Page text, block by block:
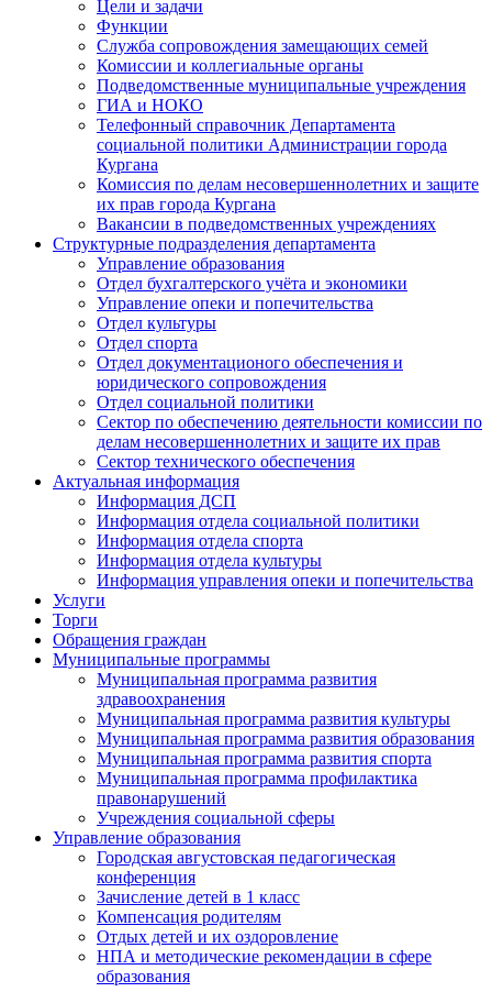
Цели и задачи
Функции
Служба сопровождения замещающих семей
Комиссии и коллегиальные органы
Подведомственные муниципальные учреждения
ГИА и НОКО
Телефонный справочник Департамента
социальной политики Администрации города
Кургана
Комиссия по делам несовершеннолетних и защите
их прав города Кургана
Вакансии в подведомственных учреждениях
Структурные подразделения департамента
Управление образования
Отдел бухгалтерского учёта и экономики
Управление опеки и попечительства
Отдел культуры
Отдел спорта
Отдел документационого обеспечения и
юридического сопровождения
Отдел социальной политики
Сектор по обеспечению деятельности комиссии по
делам несовершеннолетних и защите их прав
Сектор технического обеспечения
Актуальная информация
Информация ДСП
Информация отдела социальной политики
Информация отдела спорта
Информация отдела культуры
Информация управления опеки и попечительства
Услуги
Торги
Обращения граждан
Муниципальные программы
Муниципальная программа развития
здравоохранения
Муниципальная программа развития культуры
Муниципальная программа развития образования
Муниципальная программа развития спорта
Муниципальная программа профилактика
правонарушений
Учреждения социальной сферы
Управление образования
Городская августовская педагогическая
конференция
Зачисление детей в 1 класс
Компенсация родителям
Отдых детей и их оздоровление
НПА и методические рекомендации в сфере
образования